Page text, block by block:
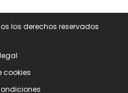
los derechos reservados
cookies